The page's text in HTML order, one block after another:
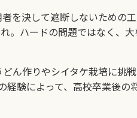
を決して遮断しないための
ハードの問題ではなく、大
ん作りやシイタケ栽培に挑
験によって、高校卒業後の